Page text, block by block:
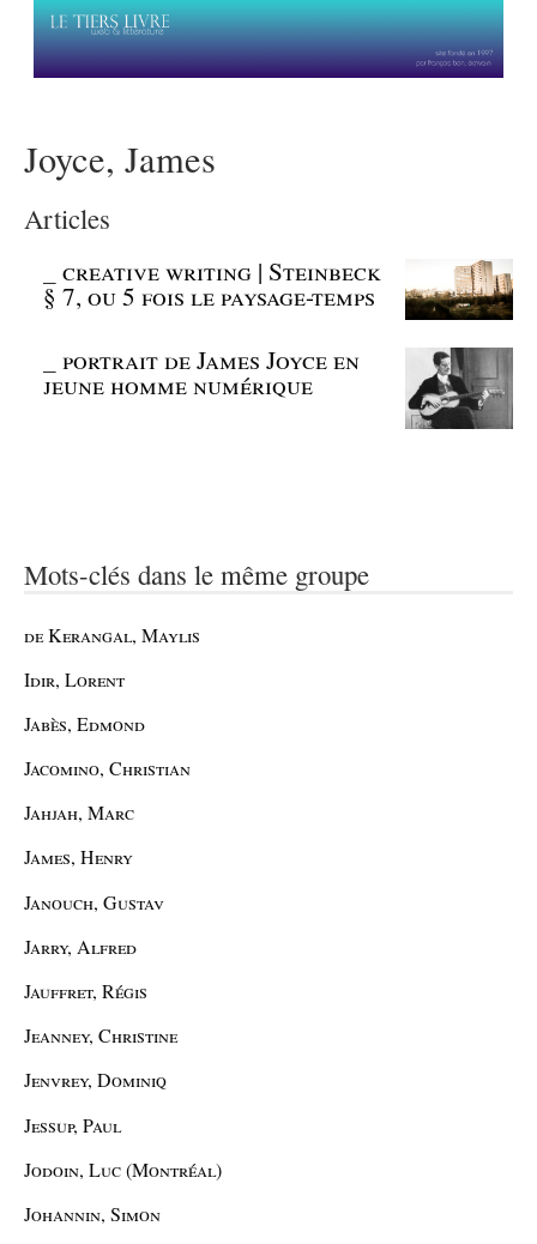
Joyce, James
Articles
_creative writing | Steinbeck
§ 7, ou 5 fois le paysage-temps
_portrait de James Joyce en
jeune homme numérique
Mots-clés dans le même groupe
de Kerangal, Maylis
Idir, Lorent
Jabès, Edmond
Jacomino, Christian
Jahjah, Marc
James, Henry
Janouch, Gustav
Jarry, Alfred
Jauffret, Régis
Jeanney, Christine
Jenvrey, Dominiq
Jessup, Paul
Jodoin, Luc (Montréal)
Johannin, Simon